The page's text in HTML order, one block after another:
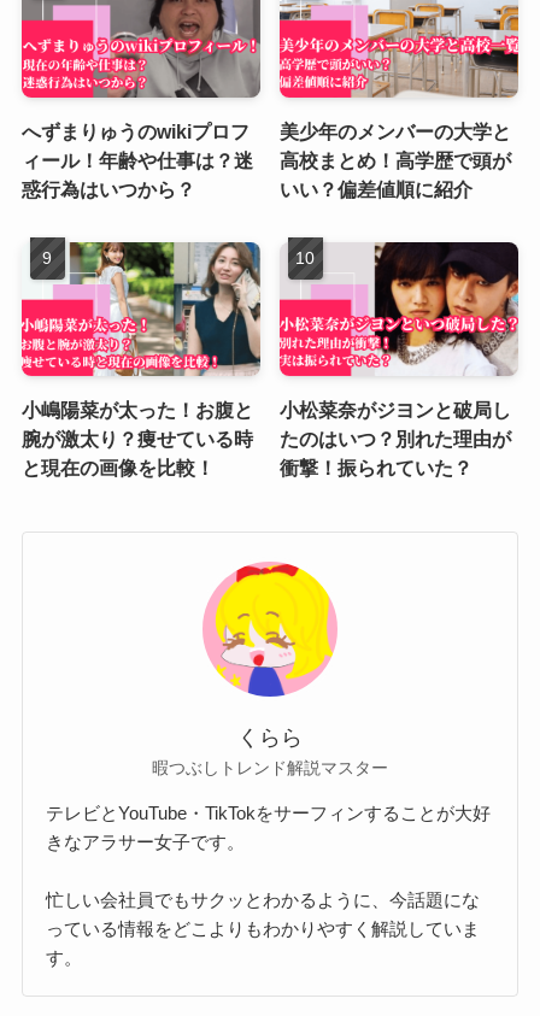
へずまりゅうのwikiプロフ
ィール！年齢や仕事は？迷
惑行為はいつから？
美少年のメンバーの大学と
高校まとめ！高学歴で頭が
いい？偏差値順に紹介
小嶋陽菜が太った！お腹と
腕が激太り？痩せている時
と現在の画像を比較！
小松菜奈がジヨンと破局し
たのはいつ？別れた理由が
衝撃！振られていた？
くらら
暇つぶしトレンド解説マスター
テレビとYouTube・TikTokをサーフィンすることが大好
きなアラサー女子です。
忙しい会社員でもサクッとわかるように、今話題にな
っている情報をどこよりもわかりやすく解説していま
す。